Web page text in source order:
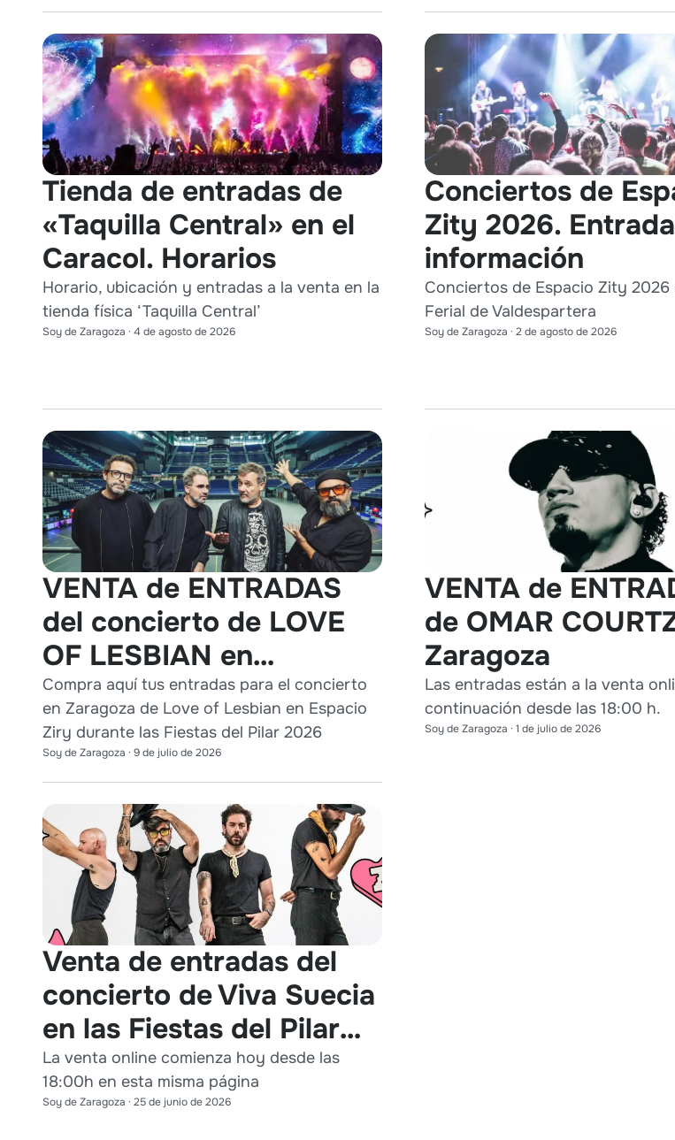
Tienda de entradas de
«Taquilla Central» en el
Caracol. Horarios
Horario, ubicación y entradas a la venta en la
tienda física ‘Taquilla Central’
Soy de Zaragoza · 4 de agosto de 2026
Conciertos de
Zity 2026.
información
Conciertos de Espacio Zity 2026
Ferial de Valdespartera
Soy de Zaragoza · 2 de agosto de 2026
VENTA de ENTRADAS
del concierto de LOVE
OF LESBIAN en
Zaragoza durante Pilares
2026
Compra aquí tus entradas para el concierto
en Zaragoza de Love of Lesbian en Espacio
Ziry durante las Fiestas del Pilar 2026
Soy de Zaragoza · 9 de julio de 2026
VENTA de
de OMAR
Zaragoza
Las entradas están a la venta
continuación desde las 18:00 h.
Soy de Zaragoza · 1 de julio de 2026
Venta de entradas del
concierto de Viva Suecia
en las Fiestas del Pilar
2026
La venta online comienza hoy desde las
18:00h en esta misma página
Soy de Zaragoza · 25 de junio de 2026